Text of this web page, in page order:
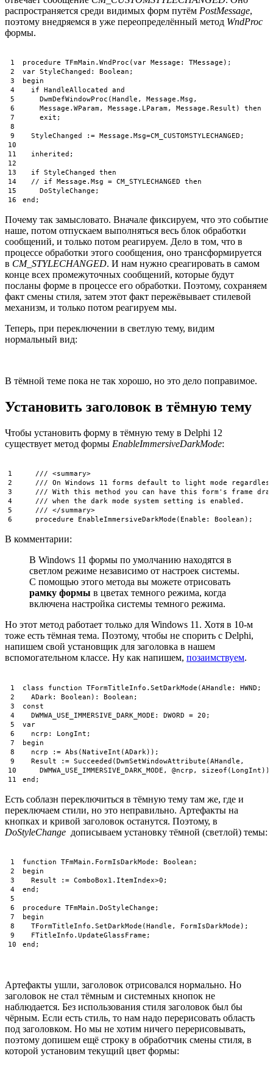
распространяется среди видимых форм путём PostMessage,
поэтому внедряемся в уже переопределённый метод WndProc
формы.
1
2
3
4
5
6
7
8
9
10
11
12
13
14
15
16
procedure TFmMain . WndProc ( var Message : TMessage ) ;
var StyleChanged : Boolean ;
begin
if
HandleAllocated and
DwmDefWindowProc ( Handle , Message . Msg ,
Message . WParam, Message . LParam, Message . Result )
then
exit ;
StyleChanged : = Message . Msg=CM_CUSTOMSTYLECHANGED ;
inherited ;
if StyleChanged then
// if Message.Msg = CM_STYLECHANGED then
DoStyleChange ;
end ;
Почему так замысловато. Вначале фиксируем, что это событие
наше, потом отпускаем выполняться весь блок обработки
сообщений, и только потом реагируем. Дело в том, что в
процессе обработки этого сообщения, оно трансформируется
в CM_STYLECHANGED. И нам нужно среагировать в самом
конце всех промежуточных сообщений, которые будут
посланы форме в процессе его обработки. Поэтому, сохраняем
факт смены стиля, затем этот факт пережёвывает стилевой
механизм, и только потом реагируем мы.
Теперь, при переключении в светлую тему, видим
нормальный вид:
В тёмной теме пока не так хорошо, но это дело поправимое.
Установить заголовок в тёмную тему
Чтобы установить форму в тёмную тему в Delphi 12
существует метод формы EnableImmersiveDarkMode:
1
2
3
4
5
6
/// <summary>
/// On Windows 11 forms default to light mode
/// With this method you can have this form's frame
/// when the dark mode system setting is enabled.
/// </summary>
procedure
EnableImmersiveDarkMode ( Enable : Boolean ) ;
В комментарии:
В Windows 11 формы по умолчанию находятся в
светлом режиме независимо от настроек системы.
С помощью этого метода вы можете отрисовать
рамку формы в цветах темного режима, когда
включена настройка системы темного режима.
Но этот метод работает только для Windows 11. Хотя в 10-м
тоже есть тёмная тема. Поэтому, чтобы не спорить с Delphi,
напишем свой установщик для заголовка в нашем
вспомогательном классе. Ну как напишем, позаимствуем.
1
2
3
4
5
6
7
8
9
10
11
class function TFormTitleInfo . SetDarkMode (AHandle : HWND ;
ADark: Boolean ) : Boolean ;
const
DWMWA_USE_IMMERSIVE_DARK_MODE : DWORD = 20 ;
var
ncrp : LongInt ;
begin
ncrp
: = Abs (NativeInt (ADark) ) ;
Result
: = Succeeded (DwmSetWindowAttribute (AHandle ,
DWMWA_USE_IMMERSIVE_DARK_MODE , @ncrp , sizeof ( LongInt ) )
end ;
Есть соблазн переключиться в тёмную тему там же, где и
переключаем стили, но это неправильно. Артефакты на
кнопках и кривой заголовок останутся. Поэтому, в
DoStyleChange дописываем установку тёмной (светлой) темы:
1
2
3
4
5
6
7
8
9
10
function TFmMain . FormIsDarkMode : Boolean ;
begin
Result
: = ComboBox1 . ItemIndex>0 ;
end ;
procedure TFmMain . DoStyleChange ;
begin
TFormTitleInfo . SetDarkMode ( Handle , FormIsDarkMode ) ;
FTitleInfo . UpdateGlassFrame ;
end ;
Артефакты ушли, заголовок отрисовался нормально. Но
заголовок не стал тёмным и системных кнопок не
наблюдается. Без использования стиля заголовок был бы
чёрным. Если есть стиль, то нам надо перерисовать область
под заголовком. Но мы не хотим ничего перерисовывать,
поэтому допишем ещё строку в обработчик смены стиля, в
которой установим текущий цвет формы: